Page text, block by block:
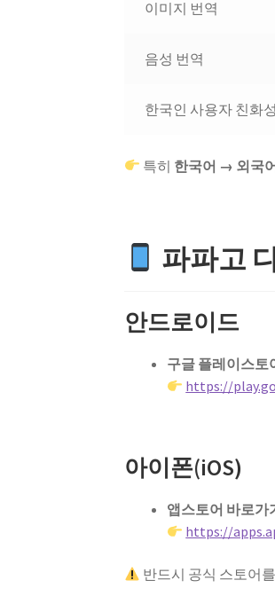
이미지 번역
음성 번역
한국인 사용자 친화성
특히 한국어 → 외국
파파고
안드로이드
구글 플레이스토
https://
아이폰(iOS)
앱스토어 바로가
https://
반드시 공식 스토어